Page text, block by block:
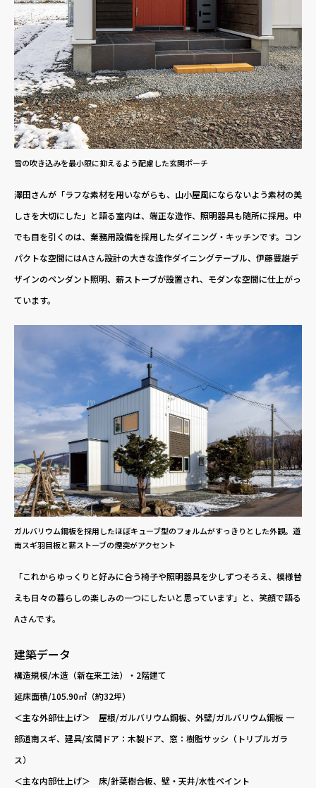
雪の吹き込みを最小限に抑えるよう配慮した玄関ポーチ
澤田さんが「ラフな素材を用いながらも、山小屋風にならないよう素材の美
しさを大切にした」と語る室内は、端正な造作、照明器具も随所に採用。中
でも目を引くのは、業務用設備を採用したダイニング・キッチンです。コン
パクトな空間にはAさん設計の大きな造作ダイニングテーブル、伊藤豊雄デ
ザインのペンダント照明、薪ストーブが設置され、モダンな空間に仕上がっ
ています。
ガルバリウム鋼板を採用したほぼキューブ型のフォルムがすっきりとした外観。道
南スギ羽目板と薪ストーブの煙突がアクセント
「これからゆっくりと好みに合う椅子や照明器具を少しずつそろえ、模様替
えも日々の暮らしの楽しみの一つにしたいと思っています」と、笑顔で語る
Aさんです。
建築データ
構造規模/木造（新在来工法）・2階建て
延床面積/105.90㎡（約32坪）
＜主な外部仕上げ＞ 屋根/ガルバリウム鋼板、外壁/ガルバリウム鋼板 一
部道南スギ、建具/玄関ドア：木製ドア、窓：樹脂サッシ（トリプルガラ
ス）
＜主な内部仕上げ＞ 床/針葉樹合板、壁・天井/水性ペイント